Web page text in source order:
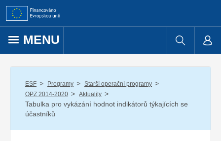
Přejít k obsahu
MENU
ESF / Programy / Starší operační programy /
OPZ 2014-2020 / Aktuality /
Tabulka pro vykázání hodnot indikátorů týkajících se
účastníků